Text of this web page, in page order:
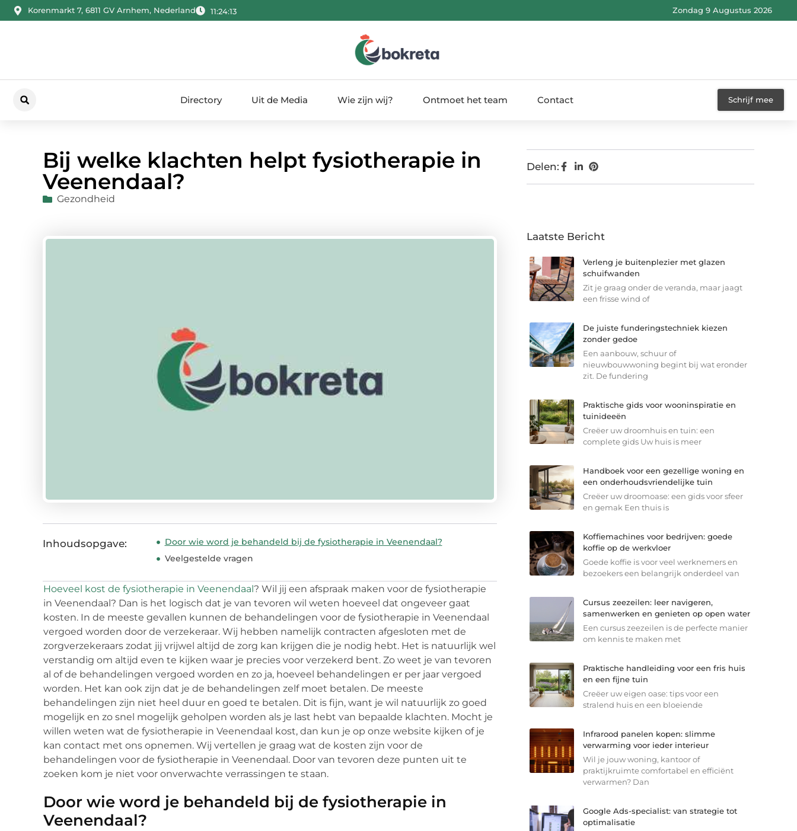
Korenmarkt 7, 6811 GV Arnhem, Nederland 11:24:14 Zondag 9 Augustus 2026
Directory Uit de Media Wie zijn wij? Ontmoet het team Contact Schrijf mee
Bij welke klachten helpt fysiotherapie in
Veenendaal?
Gezondheid
Inhoudsopgave:
Door wie word je behandeld bij de fysiotherapie in Veenendaal?
Veelgestelde vragen
Hoeveel kost de fysiotherapie in Veenendaal? Wil jij een afspraak maken voor de fysiotherapie
in Veenendaal? Dan is het logisch dat je van tevoren wil weten hoeveel dat ongeveer gaat
kosten. In de meeste gevallen kunnen de behandelingen voor de fysiotherapie in Veenendaal
vergoed worden door de verzekeraar. Wij hebben namelijk contracten afgesloten met de
zorgverzekeraars zodat jij vrijwel altijd de zorg kan krijgen die je nodig hebt. Het is natuurlijk wel
verstandig om altijd even te kijken waar je precies voor verzekerd bent. Zo weet je van tevoren
al of de behandelingen vergoed worden en zo ja, hoeveel behandelingen er per jaar vergoed
worden. Het kan ook zijn dat je de behandelingen zelf moet betalen. De meeste
behandelingen zijn niet heel duur en goed te betalen. Dit is fijn, want je wil natuurlijk zo goed
mogelijk en zo snel mogelijk geholpen worden als je last hebt van bepaalde klachten. Mocht je
willen weten wat de fysiotherapie in Veenendaal kost, dan kun je op onze website kijken of je
kan contact met ons opnemen. Wij vertellen je graag wat de kosten zijn voor de
behandelingen voor de fysiotherapie in Veenendaal. Door van tevoren deze punten uit te
zoeken kom je niet voor onverwachte verrassingen te staan.
Door wie word je behandeld bij de fysiotherapie in
Veenendaal?
Delen:
Laatste Bericht
Verleng je buitenplezier met glazen
schuifwanden
Zit je graag onder de veranda, maar jaagt
een frisse wind of
De juiste funderingstechniek kiezen
zonder gedoe
Een aanbouw, schuur of
nieuwbouwwoning begint bij wat eronder
zit. De fundering
Praktische gids voor wooninspiratie en
tuinideeën
Creëer uw droomhuis en tuin: een
complete gids Uw huis is meer
Handboek voor een gezellige woning en
een onderhoudsvriendelijke tuin
Creëer uw droomoase: een gids voor sfeer
en gemak Een thuis is
Koffiemachines voor bedrijven: goede
koffie op de werkvloer
Goede koffie is voor veel werknemers en
bezoekers een belangrijk onderdeel van
Cursus zeezeilen: leer navigeren,
samenwerken en genieten op open water
Een cursus zeezeilen is de perfecte manier
om kennis te maken met
Praktische handleiding voor een fris huis
en een fijne tuin
Creëer uw eigen oase: tips voor een
stralend huis en een bloeiende
Infrarood panelen kopen: slimme
verwarming voor ieder interieur
Wil je jouw woning, kantoor of
praktijkruimte comfortabel en efficiënt
verwarmen? Dan
Google Ads-specialist: van strategie tot
optimalisatie